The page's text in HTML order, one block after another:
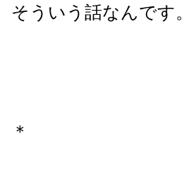
そういう話なんです。
＊